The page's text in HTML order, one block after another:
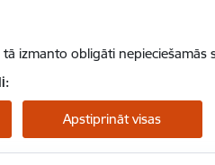
izmanto obligāti
Apstiprināt visas